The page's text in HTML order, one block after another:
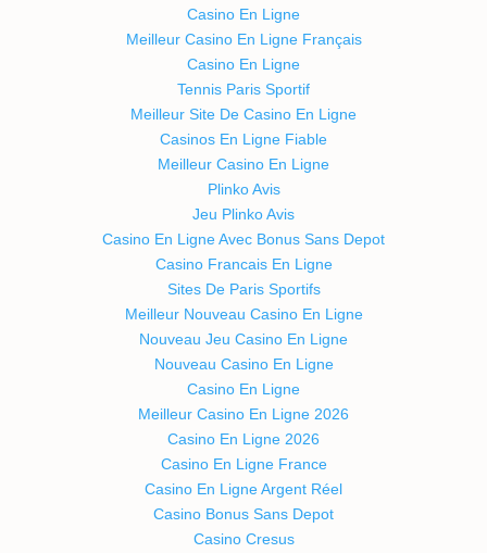
Casino En Ligne
Meilleur Casino En Ligne Français
Casino En Ligne
Tennis Paris Sportif
Meilleur Site De Casino En Ligne
Casinos En Ligne Fiable
Meilleur Casino En Ligne
Plinko Avis
Jeu Plinko Avis
Casino En Ligne Avec Bonus Sans Depot
Casino Francais En Ligne
Sites De Paris Sportifs
Meilleur Nouveau Casino En Ligne
Nouveau Jeu Casino En Ligne
Nouveau Casino En Ligne
Casino En Ligne
Meilleur Casino En Ligne 2026
Casino En Ligne 2026
Casino En Ligne France
Casino En Ligne Argent Réel
Casino Bonus Sans Depot
Casino Cresus